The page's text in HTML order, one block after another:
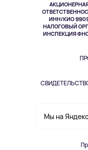
ИНН/КИО
НАЛОГОВЫЙ
ИНСПЕКЦИЯ
Мы на Яндекс
Здоровье питомцев
Одежда и аксессуары